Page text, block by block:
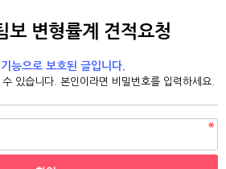
보 변형률계 견적요청
능으로 보호된 글입니다.
있습니다. 본인이라면 비밀번호를 입력하세요.